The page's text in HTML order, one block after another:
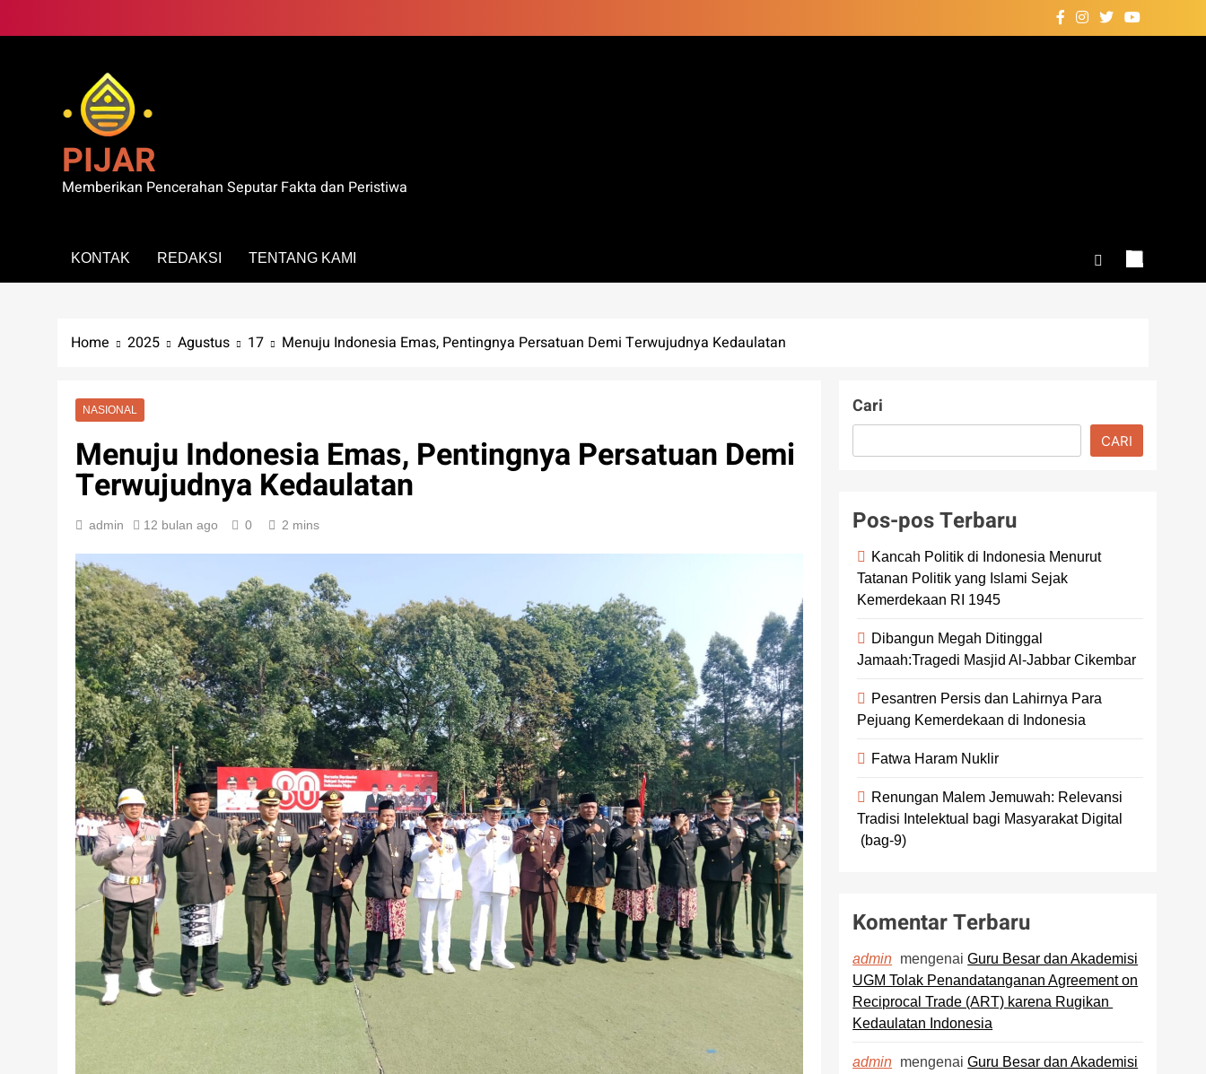
to
PIJAR
Memberikan Pencerahan Seputar Fakta dan Peristiwa
KONTAK REDAKSI TENTANG KAMI
Home 2025 Agustus 17 Menuju Indonesia Emas, Pentingnya Persatuan Demi Terwujudnya Kedaulatan
NASIONAL
Menuju Indonesia Emas, Pentingnya Persatuan Demi
Terwujudnya Kedaulatan
admin 12 bulan ago 0 2 mins
Cari
CARI
Pos-pos Terbaru
Kancah Politik di Indonesia Menurut
Tatanan Politik yang Islami Sejak
Kemerdekaan RI 1945
Dibangun Megah Ditinggal
Jamaah:Tragedi Masjid Al-Jabbar Cikembar
Pesantren Persis dan Lahirnya Para
Pejuang Kemerdekaan di Indonesia
Fatwa Haram Nuklir
Renungan Malem Jemuwah: Relevansi
Tradisi Intelektual bagi Masyarakat Digital
(bag-9)
Komentar Terbaru
admin mengenaiGuru Besar dan Akademisi
UGM Tolak Penandatanganan Agreement on
Reciprocal Trade (ART) karena Rugikan
Kedaulatan Indonesia
admin mengenaiGuru Besar dan Akademisi